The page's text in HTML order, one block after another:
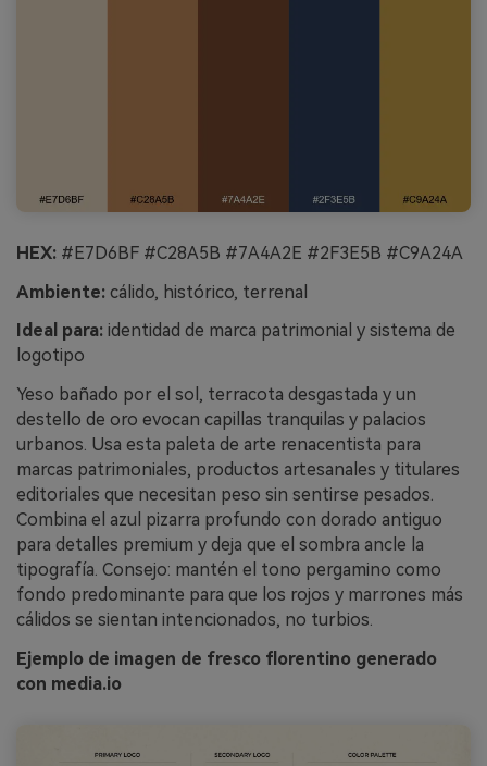
HEX: #E7D6BF #C28A5B #7A4A2E #2F3E5B #C9A24A
Ambiente: cálido, histórico, terrenal
Ideal para: identidad de marca patrimonial y sistema de
logotipo
Yeso bañado por el sol, terracota desgastada y un
destello de oro evocan capillas tranquilas y palacios
urbanos. Usa esta paleta de arte renacentista para
marcas patrimoniales, productos artesanales y titulares
editoriales que necesitan peso sin sentirse pesados.
Combina el azul pizarra profundo con dorado antiguo
para detalles premium y deja que el sombra ancle la
tipografía. Consejo: mantén el tono pergamino como
fondo predominante para que los rojos y marrones más
cálidos se sientan intencionados, no turbios.
Ejemplo de imagen de fresco florentino generado
con media.io